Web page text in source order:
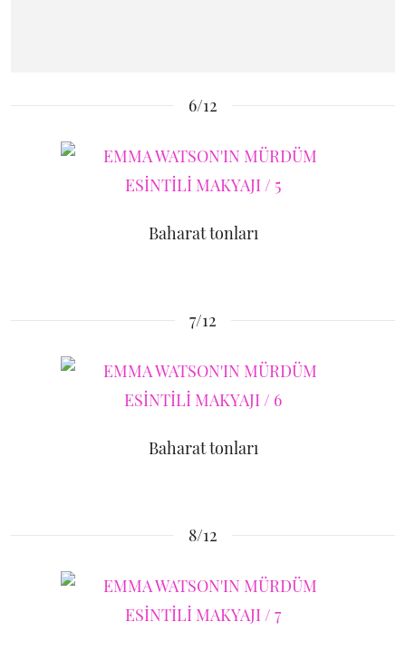
6/12
Baharat tonları
7/12
Baharat tonları
8/12